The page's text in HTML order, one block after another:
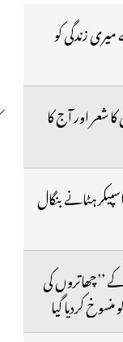
زندگی کو
شعر اور آج کا
ہٹانے بنگال
’’چھاتروں کی
کردیا گیا